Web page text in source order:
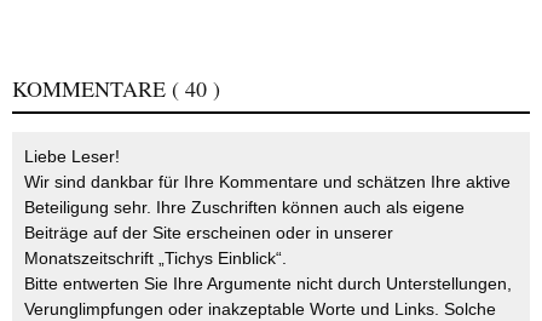
KOMMENTARE ( 40 )
Liebe Leser!
Wir sind dankbar für Ihre Kommentare und schätzen Ihre aktive
Beteiligung sehr. Ihre Zuschriften können auch als eigene
Beiträge auf der Site erscheinen oder in unserer
Monatszeitschrift „Tichys Einblick“.
Bitte entwerten Sie Ihre Argumente nicht durch Unterstellungen,
Verunglimpfungen oder inakzeptable Worte und Links. Solche